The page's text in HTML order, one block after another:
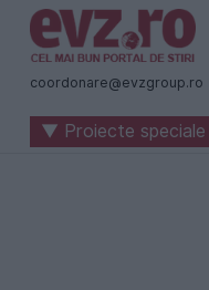
Știri
naționale
internaționale
coordonare@evzgroup.ro
▼ Proiecte speciale